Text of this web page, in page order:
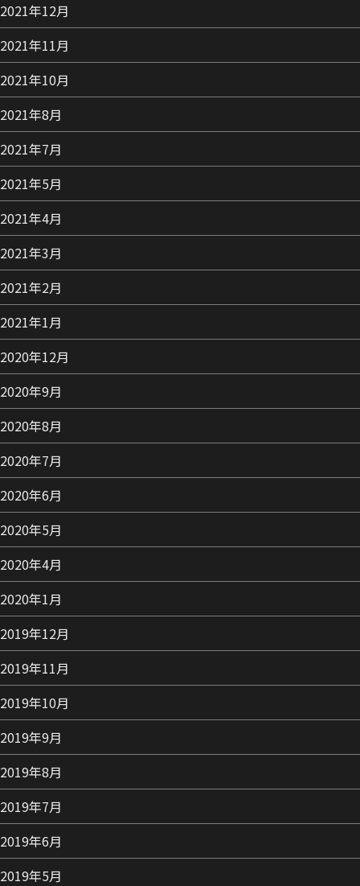
2021年12月
2021年11月
2021年10月
2021年8月
2021年7月
2021年5月
2021年4月
2021年3月
2021年2月
2021年1月
2020年12月
2020年9月
2020年8月
2020年7月
2020年6月
2020年5月
2020年4月
2020年1月
2019年12月
2019年11月
2019年10月
2019年9月
2019年8月
2019年7月
2019年6月
2019年5月